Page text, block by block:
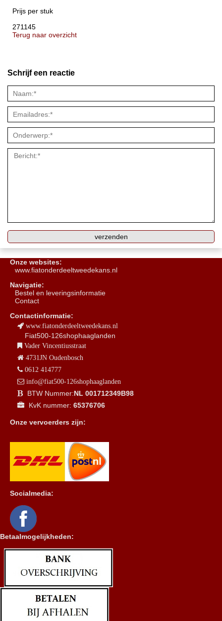
Prijs per stuk
271145
Terug naar overzicht
Schrijf een reactie
Onze websites:
www.fiatonderdeeltweedekans.nl
Navigatie:
Bestel en leveringsinformatie
Contact
Contactinformatie:
www.fiatonderdeeltweedekans.nl
Fiat500-126shophaaglanden
Vader Vincentiusstraat
4731JN Oudenbosch
0612 414777
info@fiat500-126shophaaglanden
BTW Nummer:NL 001712349B98
KvK nummer: 65376706
Onze vervoerders zijn:
Socialmedia:
Betaalmogelijkheden: